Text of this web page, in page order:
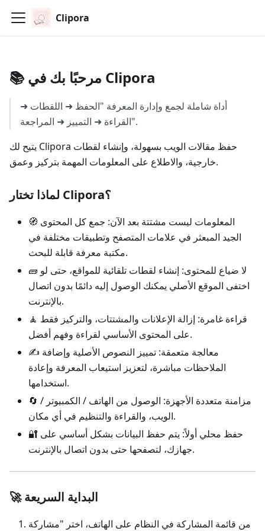
Clipora
📚 مرحبًا بك في Clipora
أداة شاملة لجمع وإدارة المعرفة "الحفظ ➜ اللقطات ➜
القراءة ➜ التمييز ➜ المراجعة".
يتيح لك Clipora حفظ مقالات الويب بسهولة، وإنشاء لقطات
خارجية، والاطلاع على المعلومات المهمة بتركيز وعمق.
لماذا تختار Clipora؟
🧭 المعلومات ليست مشتتة بعد الآن: جمع كل المحتوى
الجيد المبعثر في علامات المتصفح وتطبيقات مختلفة في
مكتبة معرفة قابلة للبحث.
🧱 لا ضياع للمحتوى: إنشاء لقطات تلقائية للمواقع، حتى لو
اختفى الموقع الأصلي يمكنك الوصول إليه دائمًا بدون اتصال
بالإنترنت.
🧘 قراءة غامرة: إزالة الإعلانات والمشتتات، والتركيز فقط
على المحتوى الأساسي لقراءة وفهم أفضل.
✍️ معالجة متعمقة: تمييز النصوص الأصلية وإضافة
الملاحظات مباشرة، لتعزيز استيعاب المعرفة وإعادة
استخدامها.
🔄 مزامنة متعددة الأجهزة: الوصول من الهاتف / الكمبيوتر /
الويب، والقراءة والتنظيم في أي مكان.
🔐 حفظ محلي أولاً: يتم حفظ البيانات بشكل أساسي على
جهازك، لتصفحها حتى بدون اتصال بالإنترنت.
🚀 البداية السريعة
من قائمة المشاركة في النظام على الهاتف، اختر "مشاركة